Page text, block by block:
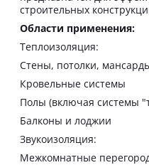
строительных
Области применения:
Теплоизоляция:
Стены, потолки,
Кровельные системы
Полы (включая системы
Балконы и лоджии
Звукоизоляция:
Межкомнатные